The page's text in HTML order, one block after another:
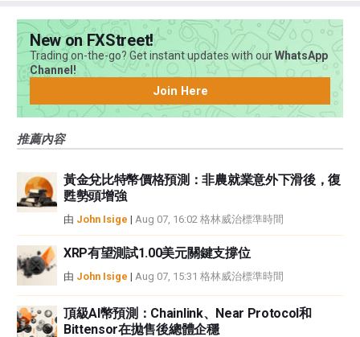
觀點，並不代表FXStreet或其廣告商的官方政策或立場。作者不對本頁連結的
資訊負責。
如果文章正文中沒有明確提到，在撰寫本文時，作者在本文中提到的任何股票
中都沒有頭寸，也沒有與文中提到的任何公司有業務關係。除了FXStreet，作
者沒有收到撰寫這篇文章的報酬。
FXStreet和作者不提供個性化的建議。作者對該資訊的準確性、完整性或適用
性不作任何陳述。FXStreet和作者將不承擔任何錯誤，遺漏或任何損失，傷害
FXStreet並非註冊投資顧問，本文內容無意提供任何投資建議。
New on FXStreet!
Trading on-the-go? Get instant updates with ourWhatsApp
Channel!
Join Here
推薦內容
黃金兌比特幣價格預測：非農就業意外下滑後，復
甦勢頭增強
由 John Isige | Aug 07, 16:02 格林威治標準時間
XRP有望測試1.00美元關鍵支撐位
由 John Isige | Aug 07, 15:31 格林威治標準時間
頂級AI幣預測：Chainlink、Near Protocol和
Bittensor在拋售後總體企穩